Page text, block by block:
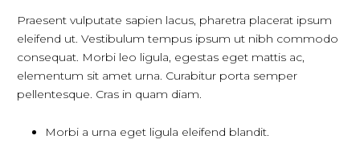
Praesent vulputate sapien lacus, pharetra placerat ipsum
eleifend ut. Vestibulum tempus ipsum ut nibh commodo
consequat. Morbi leo ligula, egestas eget mattis ac,
elementum sit amet urna. Curabitur porta semper
pellentesque. Cras in quam diam.
Morbi a urna eget ligula eleifend blandit.